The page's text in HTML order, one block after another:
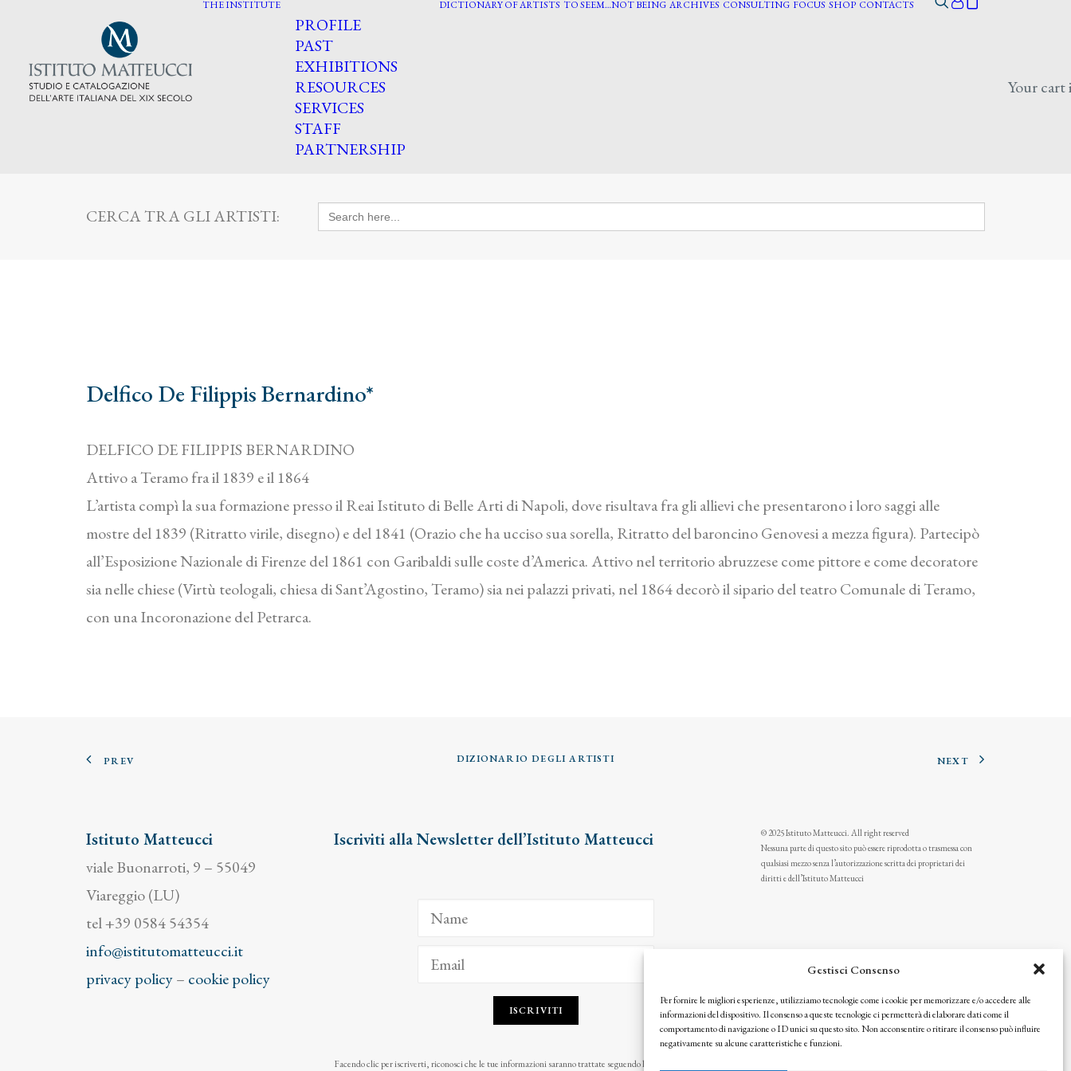
Gestisci Consenso
Per fornire le migliori esperienze, utilizziamo tecnologie come i cookie per memorizzare e/o accedere alle
informazioni del dispositivo. Il consenso a queste tecnologie ci permetterà di elaborare dati come il
comportamento di navigazione o ID unici su questo sito. Non acconsentire o ritirare il consenso può influire
negativamente su alcune caratteristiche e funzioni.
THE INSTITUTE
PROFILE
PAST
EXHIBITIONS
RESOURCES
SERVICES
STAFF
PARTNERSHIP
DICTIONARY OF ARTISTS TO SEEM…NOT BEING ARCHIVES CONSULTING FOCUS SHOP CONTACTS
Your cart
CERCA TRA GLI ARTISTI: Search
for:
Delfico De Filippis Bernardino*
DELFICO DE FILIPPIS BERNARDINO
Attivo a Teramo fra il 1839 e il 1864
L’artista compì la sua formazione presso il Reai Istituto di Belle Arti di Napoli, dove risultava fra gli allievi che presentarono i loro saggi alle
mostre del 1839 (Ritratto virile, disegno) e del 1841 (Orazio che ha ucciso sua sorella, Ritratto del baroncino Genovesi a mezza figura). Partecipò
all’Esposizione Nazionale di Firenze del 1861 con Garibaldi sulle coste d’America. Attivo nel territorio abruzzese come pittore e come decoratore
sia nelle chiese (Virtù teologali, chiesa di Sant’Agostino, Teramo) sia nei palazzi privati, nel 1864 decorò il sipario del teatro Comunale di Teramo,
con una Incoronazione del Petrarca.
PREV DIZIONARIO DEGLI ARTISTI NEXT
Istituto Matteucci
viale Buonarroti, 9 – 55049
Viareggio (LU)
tel +39 0584 54354
info@istitutomatteucci.it
privacy policy– cookie policy
Iscriviti alla Newsletter dell’Istituto Matteucci
ISCRIVITI
Facendo clic per iscriverti, riconosci che le tue informazioni saranno trattate seguendo la nostra
© 2025 Istituto Matteucci. All right reserved
Nessuna parte di questo sito può essere riprodotta o trasmessa con
qualsiasi mezzo senza l’autorizzazione scritta dei proprietari dei
diritti e dell’Istituto Matteucci